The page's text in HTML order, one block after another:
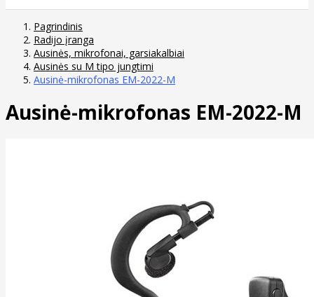
Pagrindinis
Radijo įranga
Ausinės, mikrofonai, garsiakalbiai
Ausinės su M tipo jungtimi
Ausinė-mikrofonas EM-2022-M
Ausinė-mikrofonas EM-2022-M